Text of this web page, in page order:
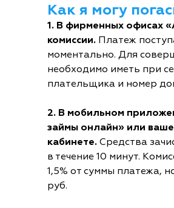
Как я могу
1. В фирменных офисах
комиссии. Платеж
моментально. Для
необходимо иметь при
плательщика и номер
2. В мобильном
займы онлайн» или
кабинете. Средства
в течение 10 минут.
1,5% от суммы платежа,
руб.